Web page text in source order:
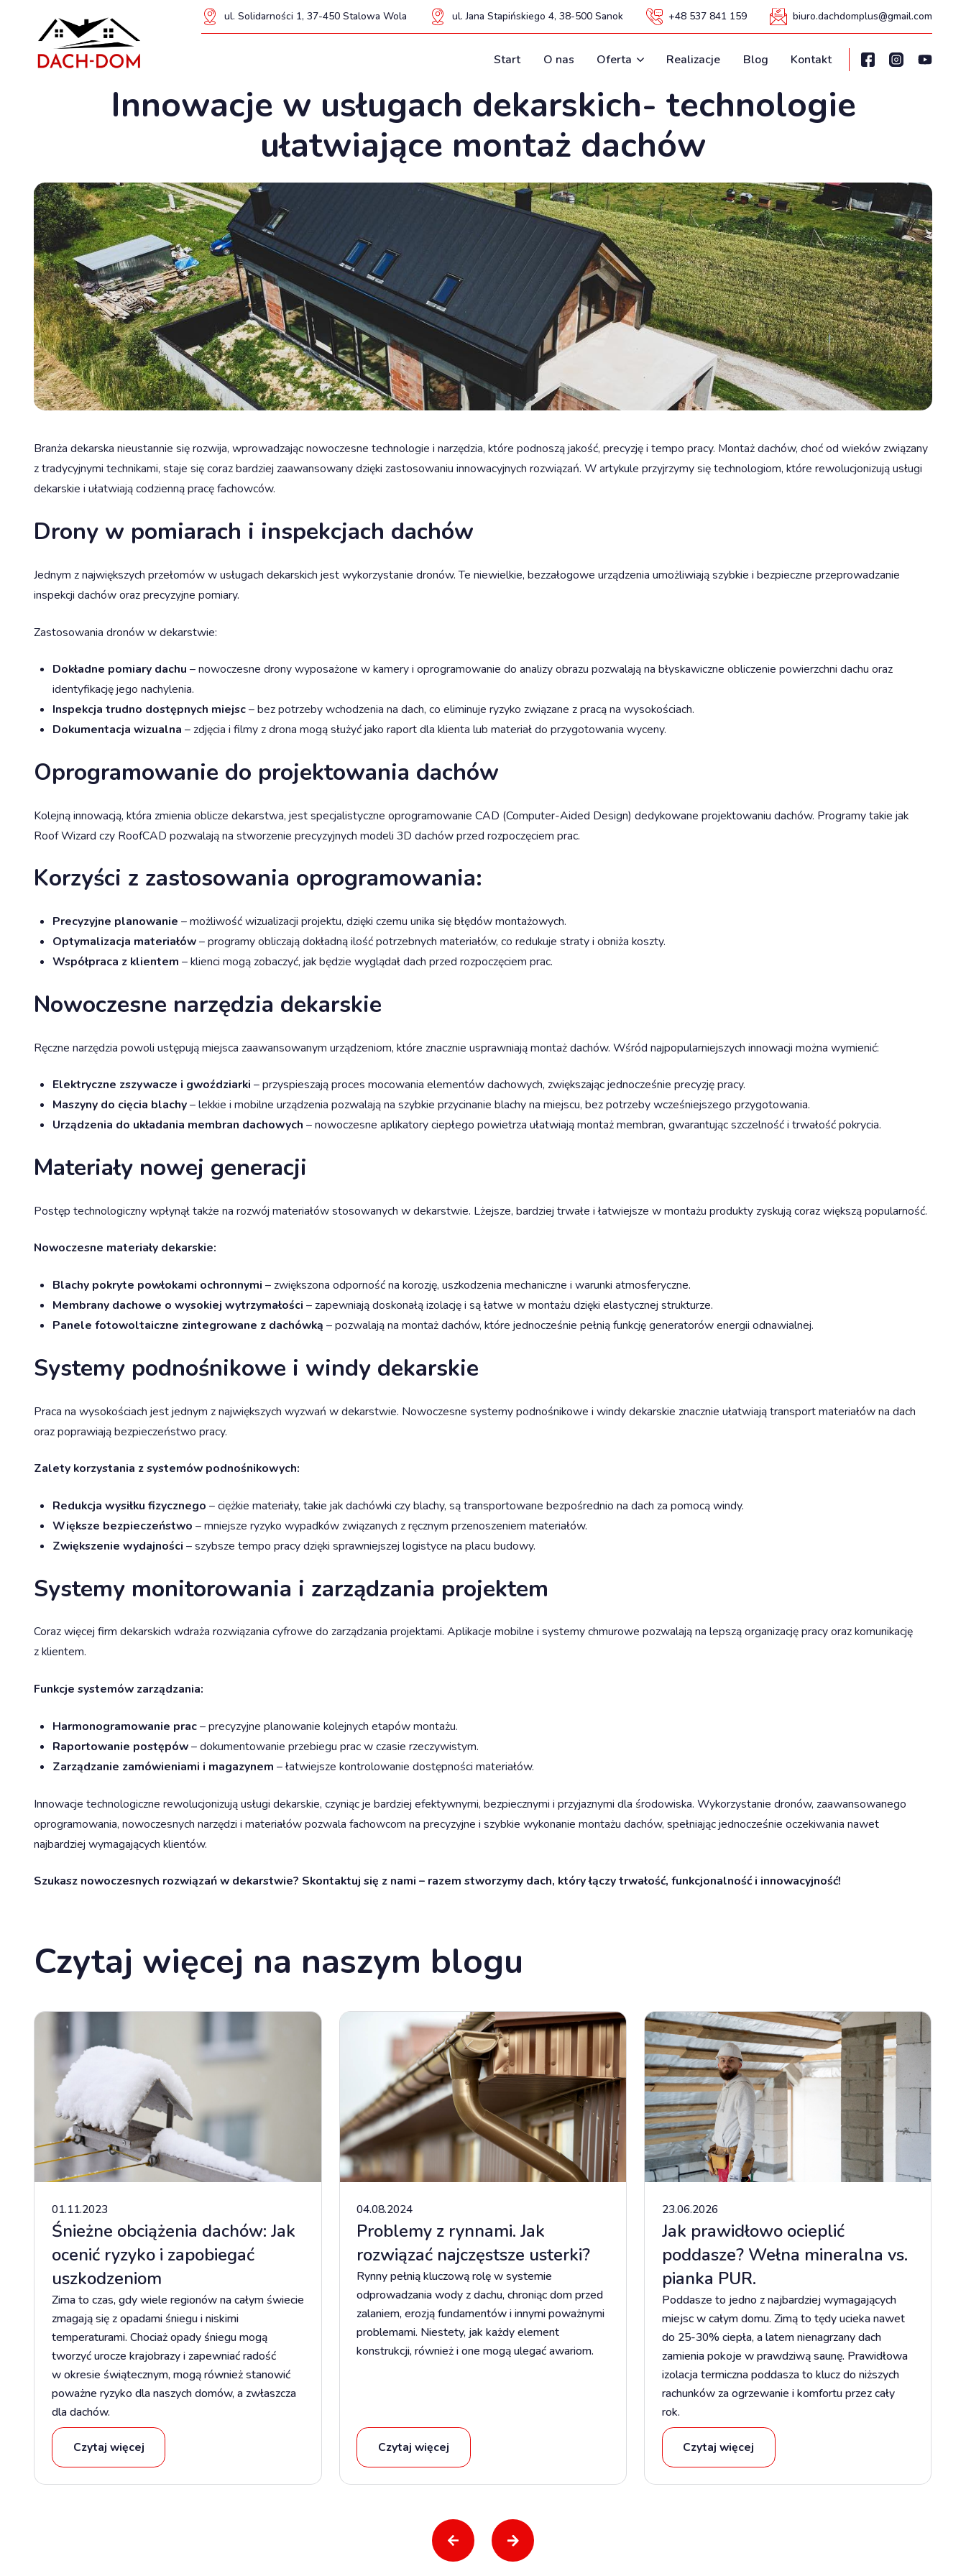
ul. Solidarności 1, 37-450 Stalowa Wola ul. Jana Stapińskiego 4, 38-500 Sanok +48 537 841 159 biuro.dachdomplus@gmail.com
Start O nas Oferta Realizacje Blog Kontakt
Innowacje w usługach dekarskich- technologie
ułatwiające montaż dachów
Branża dekarska nieustannie się rozwija, wprowadzając nowoczesne technologie i narzędzia, które podnoszą jakość, precyzję i tempo pracy. Montaż dachów, choć od wieków związany
z tradycyjnymi technikami, staje się coraz bardziej zaawansowany dzięki zastosowaniu innowacyjnych rozwiązań. W artykule przyjrzymy się technologiom, które rewolucjonizują usługi
dekarskie i ułatwiają codzienną pracę fachowców.
Drony w pomiarach i inspekcjach dachów
Jednym z największych przełomów w usługach dekarskich jest wykorzystanie dronów. Te niewielkie, bezzałogowe urządzenia umożliwiają szybkie i bezpieczne przeprowadzanie
inspekcji dachów oraz precyzyjne pomiary.
Zastosowania dronów w dekarstwie:
Dokładne pomiary dachu – nowoczesne drony wyposażone w kamery i oprogramowanie do analizy obrazu pozwalają na błyskawiczne obliczenie powierzchni dachu oraz
identyfikację jego nachylenia.
Inspekcja trudno dostępnych miejsc– bez potrzeby wchodzenia na dach, co eliminuje ryzyko związane z pracą na wysokościach.
Dokumentacja wizualna – zdjęcia i filmy z drona mogą służyć jako raport dla klienta lub materiał do przygotowania wyceny.
Oprogramowanie do projektowania dachów
Kolejną innowacją, która zmienia oblicze dekarstwa, jest specjalistyczne oprogramowanie CAD (Computer-Aided Design) dedykowane projektowaniu dachów. Programy takie jak
Roof Wizard czy RoofCAD pozwalają na stworzenie precyzyjnych modeli 3D dachów przed rozpoczęciem prac.
Korzyści z zastosowania oprogramowania:
Precyzyjne planowanie – możliwość wizualizacji projektu, dzięki czemu unika się błędów montażowych.
Optymalizacja materiałów– programy obliczają dokładną ilość potrzebnych materiałów, co redukuje straty i obniża koszty.
Współpraca z klientem – klienci mogą zobaczyć, jak będzie wyglądał dach przed rozpoczęciem prac.
Nowoczesne narzędzia dekarskie
Ręczne narzędzia powoli ustępują miejsca zaawansowanym urządzeniom, które znacznie usprawniają montaż dachów. Wśród najpopularniejszych innowacji można wymienić:
Elektryczne zszywacze i gwoździarki – przyspieszają proces mocowania elementów dachowych, zwiększając jednocześnie precyzję pracy.
Maszyny do cięcia blachy– lekkie i mobilne urządzenia pozwalają na szybkie przycinanie blachy na miejscu, bez potrzeby wcześniejszego przygotowania.
Urządzenia do układania membran dachowych – nowoczesne aplikatory ciepłego powietrza ułatwiają montaż membran, gwarantując szczelność i trwałość pokrycia.
Materiały nowej generacji
Postęp technologiczny wpłynął także na rozwój materiałów stosowanych w dekarstwie. Lżejsze, bardziej trwałe i łatwiejsze w montażu produkty zyskują coraz większą popularność.
Nowoczesne materiały dekarskie:
Blachy pokryte powłokami ochronnymi – zwiększona odporność na korozję, uszkodzenia mechaniczne i warunki atmosferyczne.
Membrany dachowe o wysokiej wytrzymałości – zapewniają doskonałą izolację i są łatwe w montażu dzięki elastycznej strukturze.
Panele fotowoltaiczne zintegrowane z dachówką – pozwalają na montaż dachów, które jednocześnie pełnią funkcję generatorów energii odnawialnej.
Systemy podnośnikowe i windy dekarskie
Praca na wysokościach jest jednym z największych wyzwań w dekarstwie. Nowoczesne systemy podnośnikowe i windy dekarskie znacznie ułatwiają transport materiałów na dach
oraz poprawiają bezpieczeństwo pracy.
Zalety korzystania z systemów podnośnikowych:
Redukcja wysiłku fizycznego – ciężkie materiały, takie jak dachówki czy blachy, są transportowane bezpośrednio na dach za pomocą windy.
Większe bezpieczeństwo – mniejsze ryzyko wypadków związanych z ręcznym przenoszeniem materiałów.
Zwiększenie wydajności – szybsze tempo pracy dzięki sprawniejszej logistyce na placu budowy.
Systemy monitorowania i zarządzania projektem
Coraz więcej firm dekarskich wdraża rozwiązania cyfrowe do zarządzania projektami. Aplikacje mobilne i systemy chmurowe pozwalają na lepszą organizację pracy oraz komunikację
z klientem.
Funkcje systemów zarządzania:
Harmonogramowanie prac– precyzyjne planowanie kolejnych etapów montażu.
Raportowanie postępów– dokumentowanie przebiegu prac w czasie rzeczywistym.
Zarządzanie zamówieniami i magazynem – łatwiejsze kontrolowanie dostępności materiałów.
Innowacje technologiczne rewolucjonizują usługi dekarskie, czyniąc je bardziej efektywnymi, bezpiecznymi i przyjaznymi dla środowiska. Wykorzystanie dronów, zaawansowanego
oprogramowania, nowoczesnych narzędzi i materiałów pozwala fachowcom na precyzyjne i szybkie wykonanie montażu dachów, spełniając jednocześnie oczekiwania nawet
najbardziej wymagających klientów.
Szukasz nowoczesnych rozwiązań w dekarstwie? Skontaktuj się z nami – razem stworzymy dach, który łączy trwałość, funkcjonalność i innowacyjność!
Czytaj więcej na naszym blogu
01.11.2023
Śnieżne obciążenia dachów: Jak
ocenić ryzyko i zapobiegać
uszkodzeniom
Zima to czas, gdy wiele regionów na całym świecie
zmagają się z opadami śniegu i niskimi
temperaturami. Chociaż opady śniegu mogą
tworzyć urocze krajobrazy i zapewniać radość
w okresie świątecznym, mogą również stanowić
poważne ryzyko dla naszych domów, a zwłaszcza
dla dachów.
Czytaj więcej
04.08.2024
Problemy z rynnami. Jak
rozwiązać najczęstsze usterki?
Rynny pełnią kluczową rolę w systemie
odprowadzania wody z dachu, chroniąc dom przed
zalaniem, erozją fundamentów i innymi poważnymi
problemami. Niestety, jak każdy element
konstrukcji, również i one mogą ulegać awariom.
Czytaj więcej
23.06.2026
Jak prawidłowo ocieplić
poddasze? Wełna mineralna vs.
pianka PUR.
Poddasze to jedno z najbardziej wymagających
miejsc w całym domu. Zimą to tędy ucieka nawet
do 25-30% ciepła, a latem nienagrzany dach
zamienia pokoje w prawdziwą saunę. Prawidłowa
izolacja termiczna poddasza to klucz do niższych
rachunków za ogrzewanie i komfortu przez cały
rok.
Czytaj więcej